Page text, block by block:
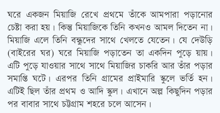
ঘরে একজন মিয়াজি রেখে প্রথমে তাঁকে আমপারা পড়ানোর
চেষ্টা করা হয়। কিন্তু মিয়াজিকে তিনি কখনও আমল দিতেন না।
মিয়াজি এলে তিনি বন্ধুদের সাথে খেলতে যেতেন। যে দেউড়ি
(বাইরের ঘর) ঘরে মিয়াজি পড়াতেন তা একদিন পুড়ে য়ায়।
এটি পুড়ে যাওয়ার সাথে সাথে মিয়াজির চাকরি আর তাঁর পড়ার
সমাপ্তি ঘটে। এরপর তিনি গ্রামের প্রাইমারি স্কুলে ভর্তি হন।
এটিই ছিল তাঁর প্রথম ও আদি স্কুল। এখানে অল্প কিছুদিন পড়ার
পর বাবার সাথে চট্টগ্রাম শহরে চলে আসেন।